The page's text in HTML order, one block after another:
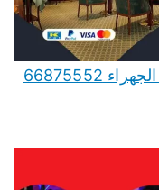
تأجير سجاد موكيت زوليات صناعية الجهراء 66875552